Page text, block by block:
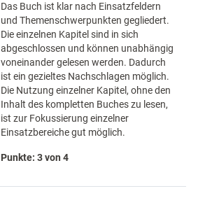
Das Buch ist klar nach Einsatzfeldern
und Themenschwerpunkten gegliedert.
Die einzelnen Kapitel sind in sich
abgeschlossen und können unabhängig
voneinander gelesen werden. Dadurch
ist ein gezieltes Nachschlagen möglich.
Die Nutzung einzelner Kapitel, ohne den
Inhalt des kompletten Buches zu lesen,
ist zur Fokussierung einzelner
Einsatzbereiche gut möglich.
Punkte: 3 von 4